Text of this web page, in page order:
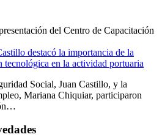
destacó la importancia de la
en la actividad portuaria
Social, Juan Castillo, y la
Mariana Chiquiar, participaron